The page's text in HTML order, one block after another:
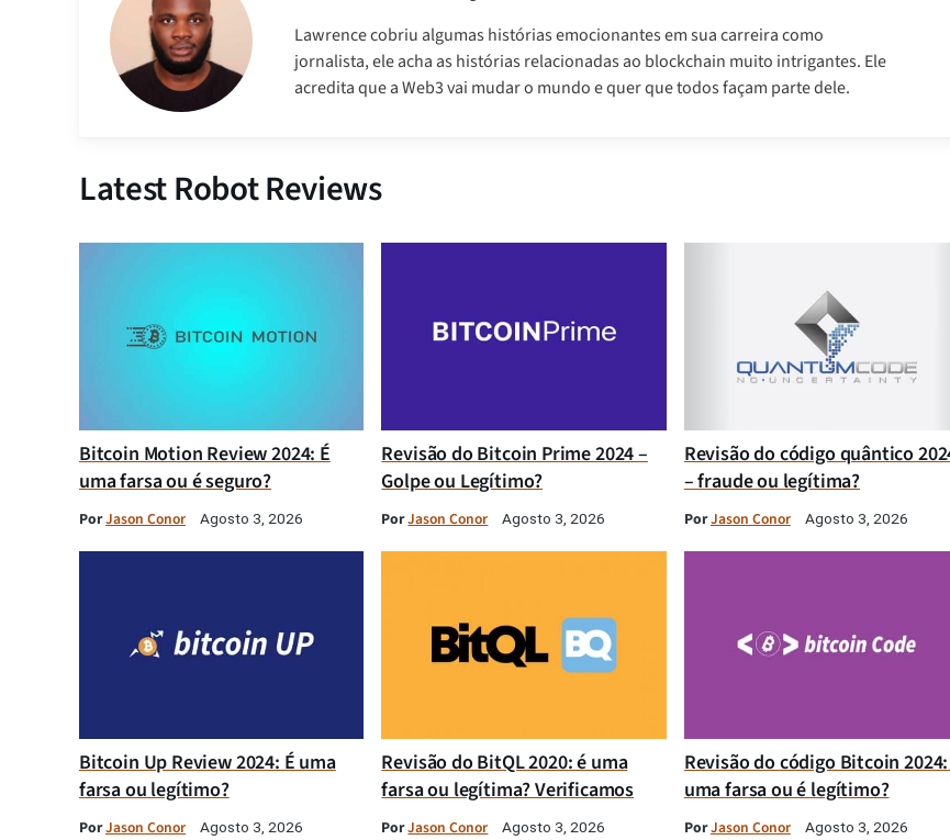
Lawrence cobriu algumas histórias emocionantes em sua carreira como
jornalista, ele acha as histórias relacionadas ao blockchain muito intrigantes. Ele
acredita que a Web3 vai mudar o mundo e quer que todos façam parte dele.
Latest Robot Reviews
Bitcoin Motion Review 2024: É
uma farsa ou é seguro?
PorJason Conor Agosto 3, 2026
Revisão do Bitcoin Prime 2024 –
Golpe ou Legítimo?
PorJason Conor Agosto 3, 2026
Revisão do código quântico
– fraude ou legítima?
PorJason Conor Agosto 3, 2026
Bitcoin Up Review 2024: É uma
farsa ou legítimo?
PorJason Conor Agosto 3, 2026
Revisão do BitQL 2020: é uma
farsa ou legítima? Verificamos
PorJason Conor Agosto 3, 2026
Revisão do código Bitcoin
uma farsa ou é legítimo?
PorJason Conor Agosto 3, 2026